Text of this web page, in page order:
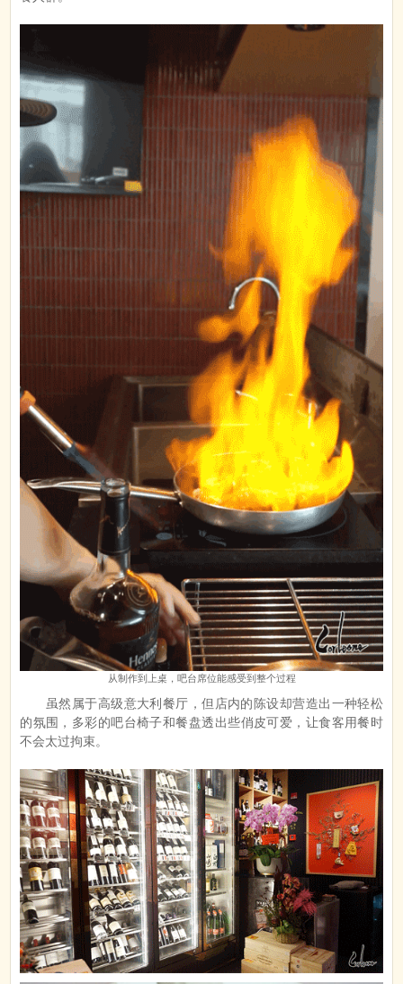
从制作到上桌，吧台席位能感受到整个过程
虽然属于高级意大利餐厅，但店内的陈设却营造出一种轻松
的氛围，多彩的吧台椅子和餐盘透出些俏皮可爱，让食客用餐时
不会太过拘束。